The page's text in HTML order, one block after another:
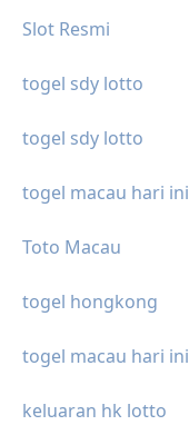
Slot Resmi
togel sdy lotto
togel sdy lotto
togel macau hari ini
Toto Macau
togel hongkong
togel macau hari ini
keluaran hk lotto